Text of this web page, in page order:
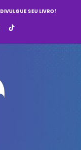
DIVULGUE SEU LIVRO!